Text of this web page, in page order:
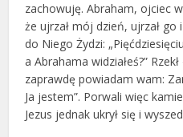
zachowuję. Abraham, ojciec
że ujrzał mój dzień, ujrzał go
do Niego Żydzi:
a Abrahama widziałeś?”
zaprawdę powiadam wam:
Ja jestem”. Porwali więc
Jezus jednak ukrył się i